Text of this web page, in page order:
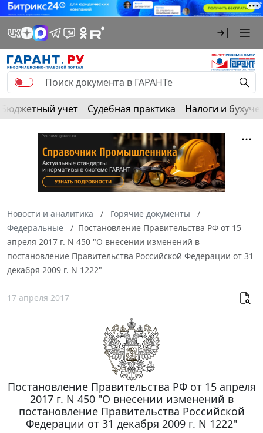
Бюджетный учет Судебная практика Налоги и
Новости и аналитика
Горячие документы
Федеральные
Постановление Правительства РФ от 15
апреля 2017 г. N 450 "О внесении изменений в
постановление Правительства Российской Федерации от 31
декабря 2009 г. N 1222"
17 апреля 2017
Постановление Правительства РФ от 15 апреля
2017 г. N 450 "О внесении изменений в
постановление Правительства Российской
Федерации от 31 декабря 2009 г. N 1222"